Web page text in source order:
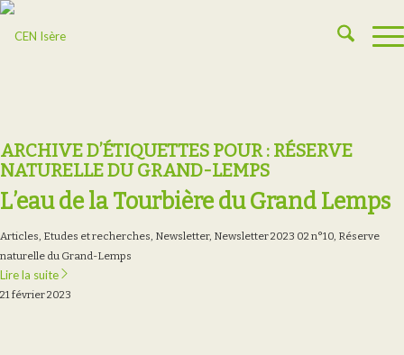
ARCHIVE D’ÉTIQUETTES POUR : RÉSERVE
NATURELLE DU GRAND-LEMPS
L’eau de la Tourbière du Grand Lemps
Articles, Etudes et recherches, Newsletter, Newsletter 2023 02 n°10, Réserve
naturelle du Grand-Lemps
Lire la suite
21 février 2023